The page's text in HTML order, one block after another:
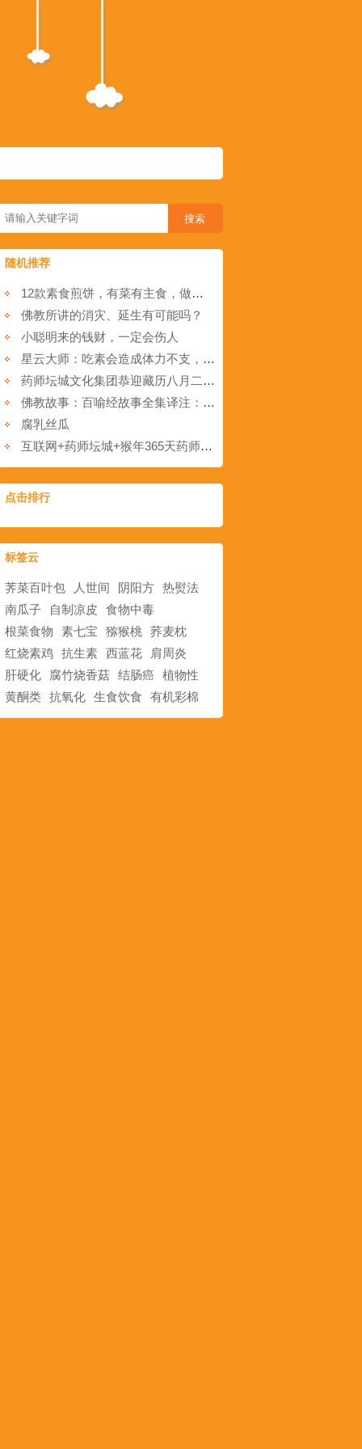
随机推荐
12款素食煎饼，有菜有主食，做法也简单！
佛教所讲的消灾、延生有可能吗？
小聪明来的钱财，一定会伤人
星云大师：吃素会造成体力不支，营养不良吗？
药师坛城文化集团恭迎藏历八月二十五空行母荟供日
佛教故事：百喻经故事全集译注：第三十二节 估客偷金
腐乳丝瓜
互联网+药师坛城+猴年365天药师禅文化传播年（连载025）“法施”分享
点击排行
标签云
荠菜百叶包 人世间 阴阳方 热熨法
南瓜子
自制凉皮
食物中毒
根菜食物
素七宝 猕猴桃 荞麦枕
红烧素鸡 抗生素 西蓝花
肩周炎
肝硬化
腐竹烧香菇 结肠癌 植物性
黄酮类 抗氧化 生食饮食 有机彩棉